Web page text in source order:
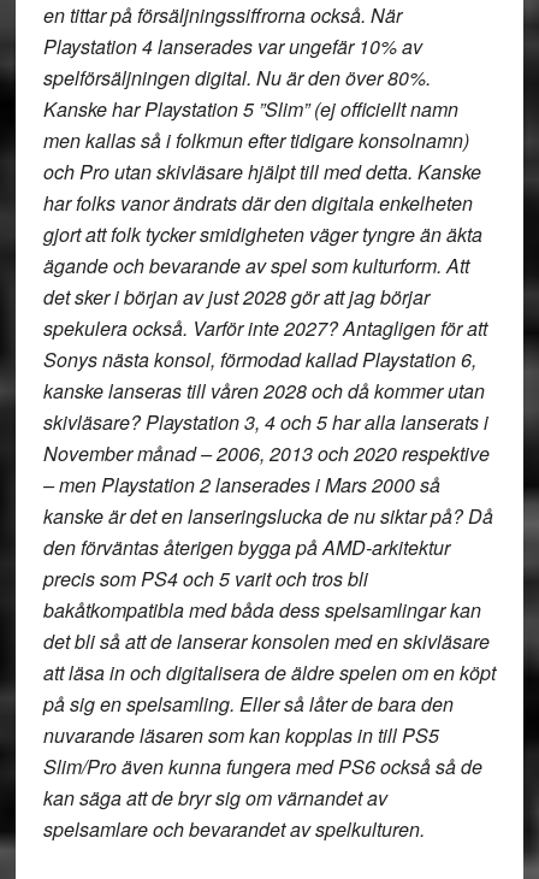
en tittar på försäljningssiffrorna också. När
Playstation 4 lanserades var ungefär 10% av
spelförsäljningen digital. Nu är den över 80%.
Kanske har Playstation 5 ”Slim” (ej officiellt namn
men kallas så i folkmun efter tidigare konsolnamn)
och Pro utan skivläsare hjälpt till med detta. Kanske
har folks vanor ändrats där den digitala enkelheten
gjort att folk tycker smidigheten väger tyngre än äkta
ägande och bevarande av spel som kulturform. Att
det sker i början av just 2028 gör att jag börjar
spekulera också. Varför inte 2027? Antagligen för att
Sonys nästa konsol, förmodad kallad Playstation 6,
kanske lanseras till våren 2028 och då kommer utan
skivläsare? Playstation 3, 4 och 5 har alla lanserats i
November månad – 2006, 2013 och 2020 respektive
– men Playstation 2 lanserades i Mars 2000 så
kanske är det en lanseringslucka de nu siktar på? Då
den förväntas återigen bygga på AMD-arkitektur
precis som PS4 och 5 varit och tros bli
bakåtkompatibla med båda dess spelsamlingar kan
det bli så att de lanserar konsolen med en skivläsare
att läsa in och digitalisera de äldre spelen om en köpt
på sig en spelsamling. Eller så låter de bara den
nuvarande läsaren som kan kopplas in till PS5
Slim/Pro även kunna fungera med PS6 också så de
kan säga att de bryr sig om värnandet av
spelsamlare och bevarandet av spelkulturen.